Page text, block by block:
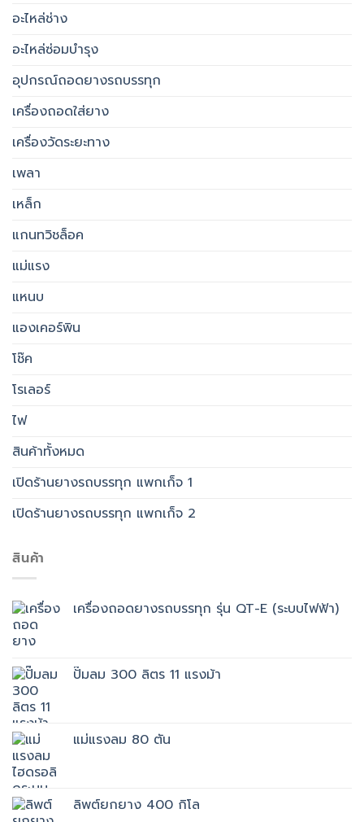
อะไหล่ช่าง
อะไหล่ซ่อมบำรุง
อุปกรณ์ถอดยางรถบรรทุก
เครื่องถอดใส่ยาง
เครื่องวัดระยะทาง
เพลา
เหล็ก
แกนทวิชล็อค
แม่แรง
แหนบ
แองเคอร์พิน
โช๊ค
โรเลอร์
ไฟ
สินค้าทั้งหมด
เปิดร้านยางรถบรรทุก แพกเก็จ 1
เปิดร้านยางรถบรรทุก แพกเก็จ 2
สินค้า
เครื่องถอดยางรถบรรทุก รุ่น QT-E (ระบบไฟฟ้า)
ปั๊มลม 300 ลิตร 11 แรงม้า
แม่แรงลม 80 ตัน
ลิพต์ยกยาง 400 กิโล